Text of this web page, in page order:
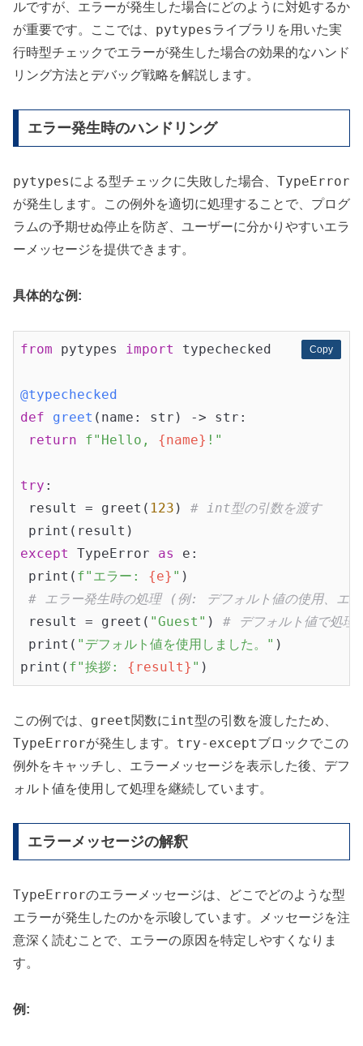
ルですが、エラーが発生した場合にどのように対処するか
が重要です。ここでは、 pytypesライブラリを用いた実
行時型チェックでエラーが発生した場合の効果的なハンド
リング方法とデバッグ戦略を解説します。
エラー発生時のハンドリング
pytypesによる型チェックに失敗した場合、 TypeError
が発生します。この例外を適切に処理することで、プログ
ラムの予期せぬ停止を防ぎ、ユーザーに分かりやすいエラ
ーメッセージを提供できます。
具体的な例:
Copy
Copy
from pytypes import typechecked
@typechecked
def
greet (name: str)
-> str:
return
f"Hello, {name} !"
try :
result = greet( 123 ) # int型の引数を渡す
except
TypeError as
e:
print( f"エラー: {e} " )
# エラー発生時の処理 (例: デフォルト値の使用、エ
result = greet( "Guest" ) # デフォルト値で処理
print( "デフォルト値を使用しました。" )
print( f"挨拶: {result} "
この例では、 greet関数に int型の引数を渡したため、
TypeErrorが発生します。 try-exceptブロックでこの
例外をキャッチし、エラーメッセージを表示した後、デフ
ォルト値を使用して処理を継続しています。
エラーメッセージの解釈
TypeErrorのエラーメッセージは、どこでどのような型
エラーが発生したのかを示唆しています。メッセージを注
意深く読むことで、エラーの原因を特定しやすくなりま
す。
例: